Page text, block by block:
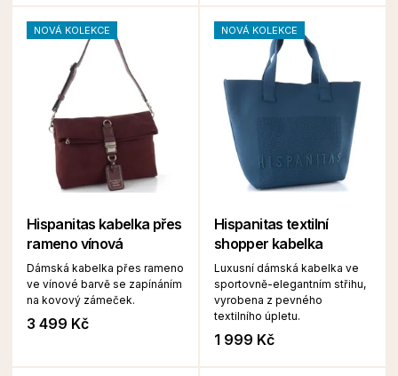
NOVÁ KOLEKCE
Hispanitas kabelka přes
rameno vínová
Dámská kabelka přes rameno
ve vínové barvě se zapínáním
na kovový zámeček.
3 499 Kč
NOVÁ KOLEKCE
Hispanitas textilní
shopper kabelka
Luxusní dámská kabelka ve
sportovně-elegantním střihu,
vyrobena z pevného
textilního úpletu.
1 999 Kč